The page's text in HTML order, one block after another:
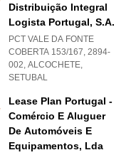
Distribuição Integral
Logista Portugal, S.a.
PCT VALE DA FONTE
COBERTA 153/167, 2894-
002, ALCOCHETE,
SETUBAL
Lease Plan Portugal -
Comércio E Aluguer
De Automóveis E
Equipamentos, Lda